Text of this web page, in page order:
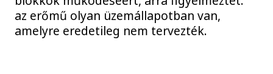
az erőmű olyan üzemállapotban van,
amelyre eredetileg nem tervezték.